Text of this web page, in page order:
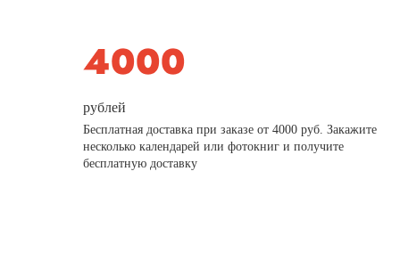
рублей
Бесплатная доставка при заказе от 4000 руб. Закажите
несколько календарей или фотокниг и получите
бесплатную доставку